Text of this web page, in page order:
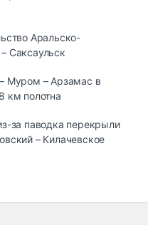
Аральско-
Саксаульск
Муром – Арзамас в
км полотна
за паводка перекрыли
– Килачевское